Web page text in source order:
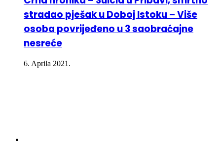
stradao pješak u Doboj Istoku – Više
osoba povrijeđeno u 3 saobraćajne
nesreće
6. Aprila 2021.